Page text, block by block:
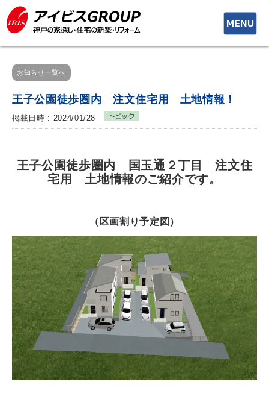
toggle
お知らせ一覧へ
王子公園徒歩圏内 注文住宅用 土地情報！
掲載日時 : 2024/01/28
王子公園徒歩圏内 国玉通２丁目 注文住
宅用 土地情報のご紹介です。
（区画割り予定図）